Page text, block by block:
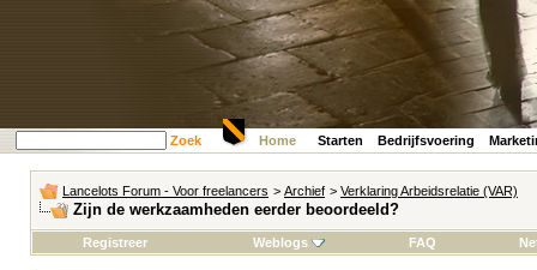
Zoek Home Starten Bedrijfsvoering
Lancelots Forum - Voor freelancers > Archief > Verklaring Arbeidsrelatie (VAR)
Zijn de werkzaamheden eerder beoordeeld?
Registreer Weblogs FAQ